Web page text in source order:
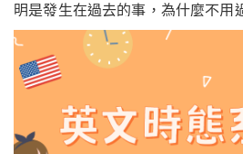
明是發生在過去的事，為什麼不用